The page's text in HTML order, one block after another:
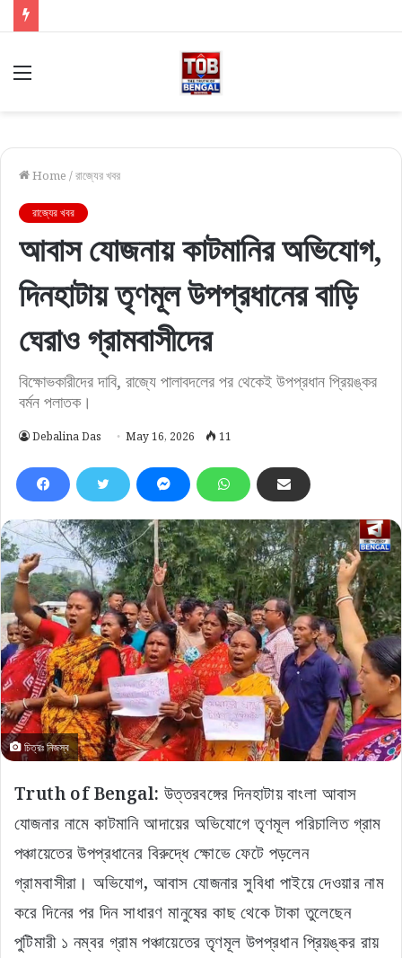
Menu
Home /রাজ্যের খবর
রাজ্যের খবর
আবাস যোজনায় কাটমানির অভিযোগ,
দিনহাটায় তৃণমূল উপপ্রধানের বাড়ি
ঘেরাও গ্রামবাসীদের
বিক্ষোভকারীদের দাবি, রাজ্যে পালাবদলের পর থেকেই উপপ্রধান প্রিয়ঙ্কর
বর্মন পলাতক।
Debalina Das May 16, 2026 11
চিত্রঃ নিজস্ব
Truth of Bengal: উত্তরবঙ্গের দিনহাটায় বাংলা আবাস
যোজনার নামে কাটমানি আদায়ের অভিযোগে তৃণমূল পরিচালিত গ্রাম
পঞ্চায়েতের উপপ্রধানের বিরুদ্ধে ক্ষোভে ফেটে পড়লেন
গ্রামবাসীরা। অভিযোগ, আবাস যোজনার সুবিধা পাইয়ে দেওয়ার নাম
করে দিনের পর দিন সাধারণ মানুষের কাছ থেকে টাকা তুলেছেন
পুটিমারী ১ নম্বর গ্রাম পঞ্চায়েতের তৃণমূল উপপ্রধান প্রিয়ঙ্কর রায়